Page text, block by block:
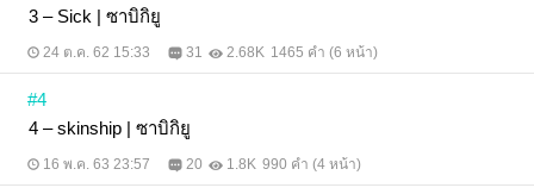
3 – Sick | ซาบิกิยู
24 ต.ค. 62 15:33 31 2.68K 1465 คำ (6 หน้า)
#4
4 – skinship | ซาบิกิยู
16 พ.ค. 63 23:57 20 1.8K 990 คำ (4 หน้า)